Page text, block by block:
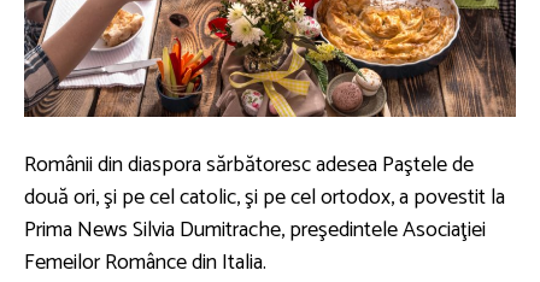
Românii din diaspora sărbătoresc adesea Paştele de
două ori, şi pe cel catolic, şi pe cel ortodox, a povestit la
Prima News Silvia Dumitrache, preşedintele Asociaţiei
Femeilor Românce din Italia.